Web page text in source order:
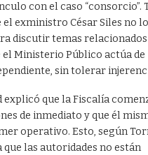
con el caso “consorcio”.
el exministro César Siles no lo
discutir temas relacionados
el Ministerio Público actúa de
sin tolerar
explicó que la Fiscalía
de inmediato y que él
operativo. Esto, según
las autoridades no están